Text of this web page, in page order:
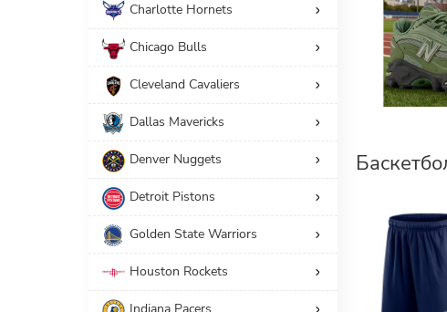
Charlotte Hornets
Chicago Bulls
Cleveland Cavaliers
Dallas Mavericks
Denver Nuggets
Detroit Pistons
Golden State Warriors
Houston Rockets
Категория
Шорты 18
Шортыы
Принадлежность
Мужчинам 20
Американский размер
Производители